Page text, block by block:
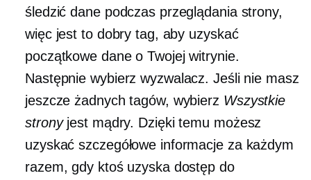
śledzić dane podczas przeglądania strony,
więc jest to dobry tag, aby uzyskać
początkowe dane o Twojej witrynie.
Następnie wybierz wyzwalacz. Jeśli nie masz
jeszcze żadnych tagów, wybierz Wszystkie
stronyjest mądry. Dzięki temu możesz
uzyskać szczegółowe informacje za każdym
razem, gdy ktoś uzyska dostęp do